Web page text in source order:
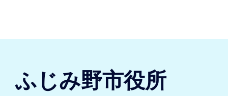
ふじみ野市役所